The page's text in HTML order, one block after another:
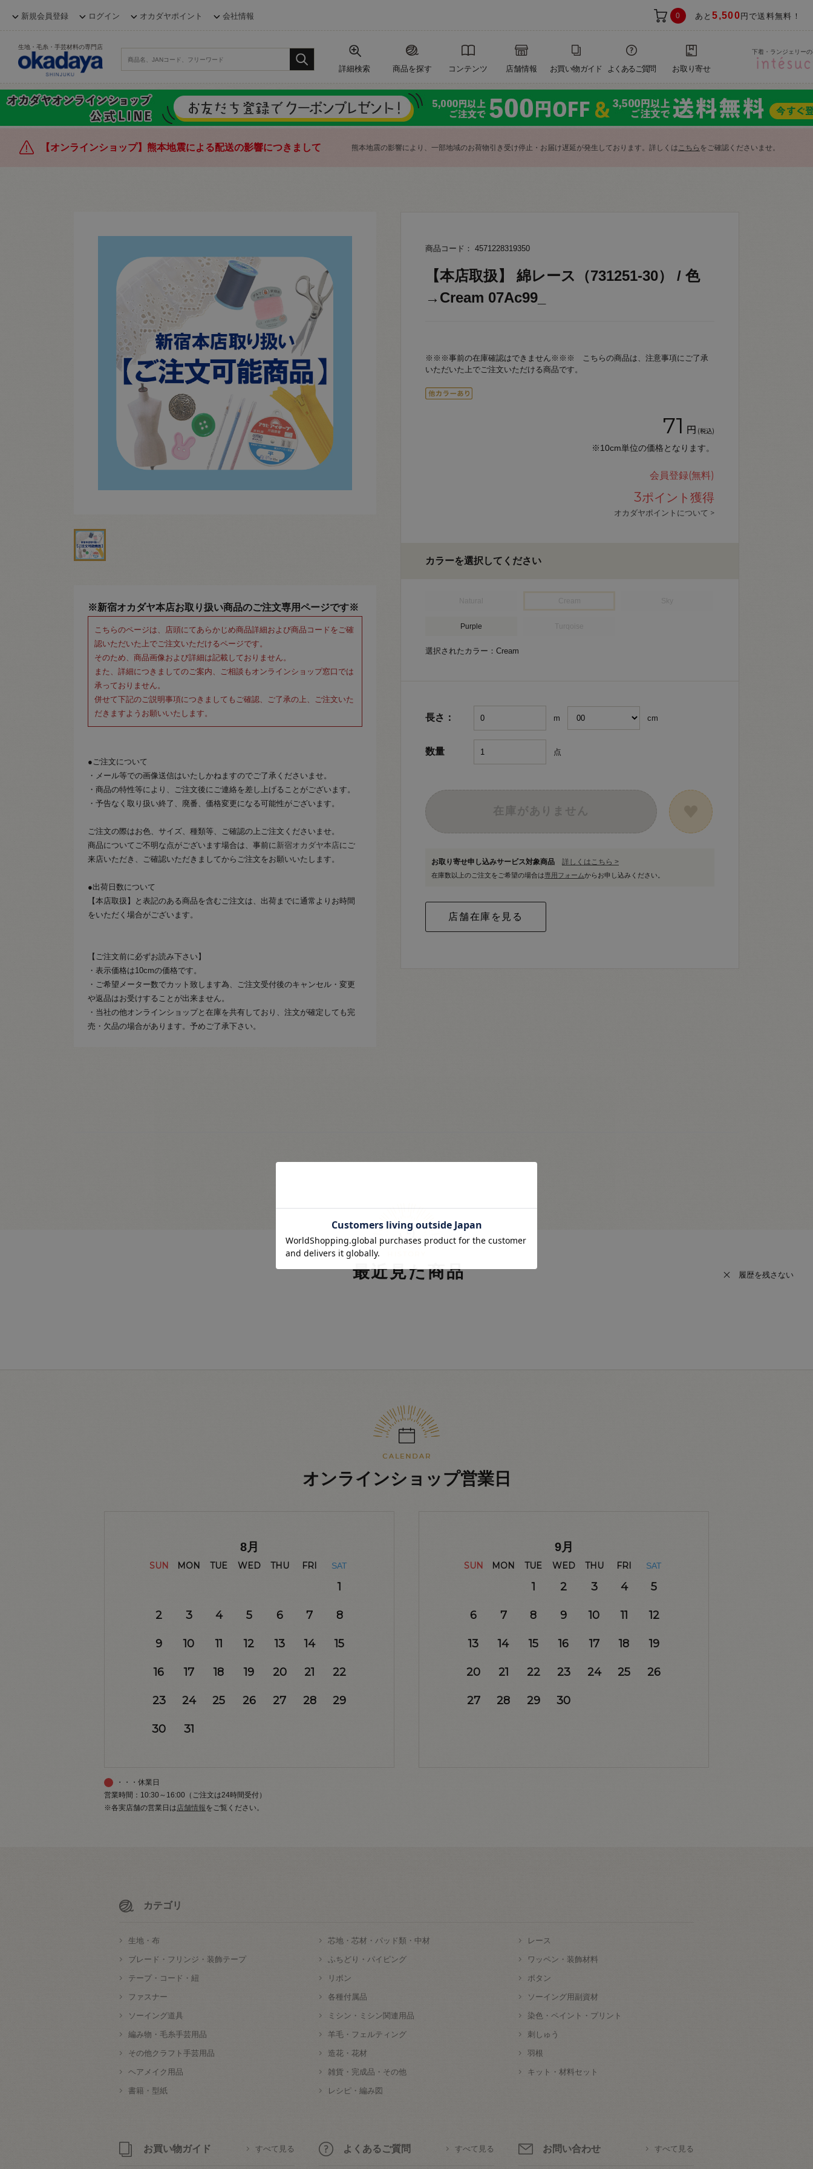
新規会員登録 ログイン オカダヤポイント 会社情報 0 あと5,500 円で送料無料！
生地・毛糸・手芸材料の専門店
詳細検索 商品を探す コンテンツ 店舗情報 お買い物ガイド よくあるご質問 お取り寄せ
下着・ランジェリー
【オンラインショップ】熊本地震による配送の影響につきまして 熊本地震の影響により、一部地域のお荷物引き受け停止・お届け遅延が発生しております。詳しくはこちら をご確認くださいませ。
※新宿オカダヤ本店お取り扱い商品のご注文専用ページです※
こちらのページは、店頭にてあらかじめ商品詳細および商品コードをご確
認いただいた上でご注文いただけるページです。
そのため、商品画像および詳細は記載しておりません。
また、詳細につきましてのご案内、ご相談もオンラインショップ窓口では
承っておりません。
併せて下記のご説明事項につきましてもご確認、ご了承の上、ご注文いた
だきますようお願いいたします。
●ご注文について
・メール等での画像送信はいたしかねますのでご了承くださいませ。
・商品の特性等により、ご注文後にご連絡を差し上げることがございます。
・予告なく取り扱い終了、廃番、価格変更になる可能性がございます。
ご注文の際はお色、サイズ、種類等、ご確認の上ご注文くださいませ。
商品についてご不明な点がございます場合は、事前に 新宿オカダヤ本店にご
来店いただき、ご確認いただきましてからご注文をお願いいたします。
●出荷日数について
【本店取扱】と表記のある商品を含むご注文は、出荷までに通常よりお時間
をいただく場合がございます。
【ご注文前に必ずお読み下さい】
・表示価格は10cmの価格です。
・ご希望メーター数でカット致します為、ご注文受付後のキャンセル・変更
や返品はお受けすることが出来ません。
・当社の他オンラインショップと在庫を共有しており、注文が確定しても完
売・欠品の場合があります。予めご了承下さい。
商品コード： 4571228319350
【本店取扱】 綿レース（731251-30） / 色
→Cream 07Ac99_
※※※事前の在庫確認はできません※※※ こちらの商品は、注意事項にご了承
いただいた上でご注文いただける商品です。
71 円 (税込)
※10cm単位の価格となります。
会員登録(無料)
3ポイント獲得
オカダヤポイントについて >
カラーを選択してください
Purple
選択されたカラー：Cream
長さ： m cm
数量 点
在庫がありません
お取り寄せ申し込みサービス対象商品 詳しくはこちら >
在庫数以上のご注文をご希望の場合は専用フォームからお申し込みください。
最近見た商品 履歴を残さない
オンラインショップ営業日
8月
SUN MON TUE WED THU FRI SAT
1
2 3 4 5 6 7 8
9 10 11 12 13 14 15
16 17 18 19 20 21 22
23 24 25 26 27 28 29
30 31
9月
SUN MON TUE WED THU FRI SAT
1 2 3 4 5
6 7 8 9 10 11 12
13 14 15 16 17 18 19
20 21 22 23 24 25 26
27 28 29 30
・・・休業日
営業時間：10:30～16:00（ご注文は24時間受付）
※各実店舗の営業日は店舗情報をご覧ください。
カテゴリ
生地・布 芯地・芯材・パッド類・中材 レース
ブレード・フリンジ・装飾テープ ふちどり・パイピング ワッペン・装飾材料
テープ・コード・紐 リボン ボタン
ファスナー 各種付属品 ソーイング用副資材
ソーイング道具 ミシン・ミシン関連用品 染色・ペイント・プリント
編み物・毛糸手芸用品 羊毛・フェルティング 刺しゅう
その他クラフト手芸用品 造花・花材 羽根
ヘアメイク用品 雑貨・完成品・その他 キット・材料セット
書籍・型紙 レシピ・編み図
お買い物ガイド すべて見る よくあるご質問 すべて見る お問い合わせ すべて見る